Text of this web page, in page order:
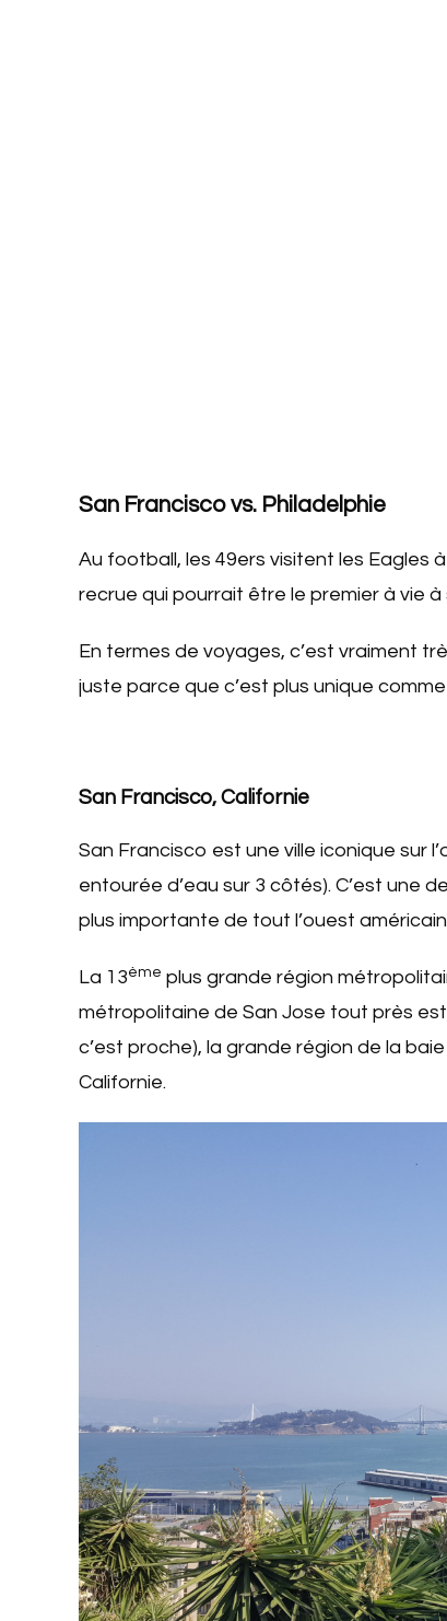
San Francisco vs. Philadelphie
Au football, les 49ers visitent les Eagles
recrue qui pourrait être le premier à vie à
En termes de voyages, c’est vraiment
juste parce que c’est plus unique comme
San Francisco, Californie
San Francisco est une ville iconique sur
entourée d’eau sur 3 côtés). C’est une
plus importante de tout l’ouest
La 13ème plus grande région
métropolitaine de San Jose tout près
c’est proche), la grande région de la
Californie.